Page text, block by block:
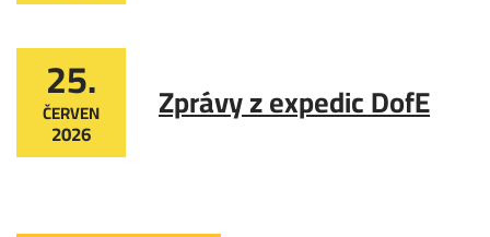
25.
ČERVEN
2026
Zprávy z expedic DofE